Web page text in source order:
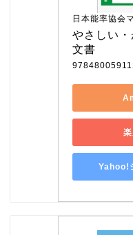
日本能率協会
やさしい
文書
Yahoo!